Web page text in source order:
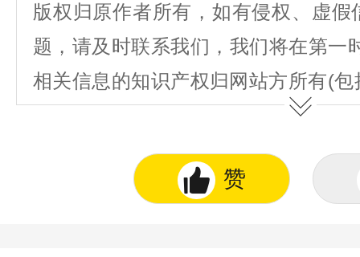
版权归原作者所有，如有侵权、虚
题，请及时联系我们，我们将在第一
相关信息的知识产权归网站方所有(
图表、著作权、商标权、为用户提
不得抄袭或使用。
赞